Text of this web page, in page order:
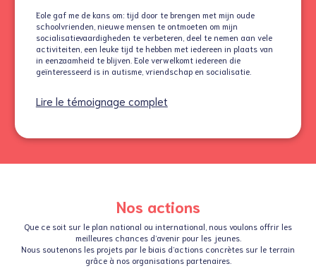
Eole gaf me de kans om: tijd door te brengen met mijn oude
schoolvrienden, nieuwe mensen te ontmoeten om mijn
socialisatievaardigheden te verbeteren, deel te nemen aan vele
activiteiten, een leuke tijd te hebben met iedereen in plaats van
in eenzaamheid te blijven. Eole verwelkomt iedereen die
geïnteresseerd is in autisme, vriendschap en socialisatie.
Lire le témoignage complet
Nos actions
Que ce soit sur le plan national ou international, nous voulons offrir les
meilleures chances d’avenir pour les jeunes.
Nous soutenons les projets par le biais d’actions concrètes sur le terrain
grâce à nos organisations partenaires.